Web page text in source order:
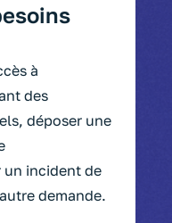
à
des
déposer une
incident de
demande.